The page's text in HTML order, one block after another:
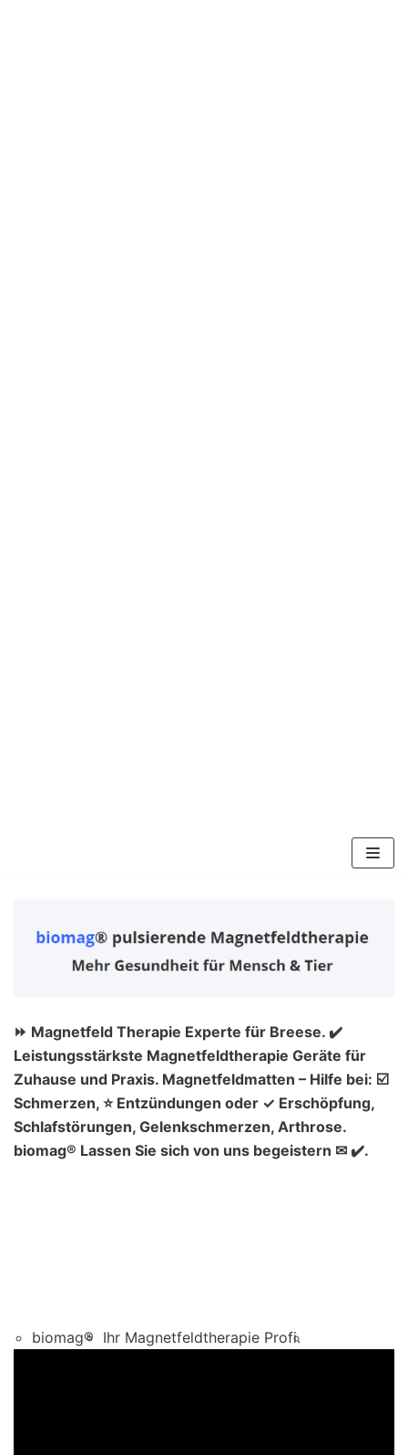
springen
⏩ Magnetfeld Therapie Experte für Breese. ✔️
Leistungsstärkste Magnetfeldtherapie Geräte für
Zuhause und Praxis. Magnetfeldmatten – Hilfe bei: ☑️
Schmerzen, ⭐ Entzündungen oder ✓ Erschöpfung,
Schlafstörungen, Gelenkschmerzen, Arthrose.
biomag® Lassen Sie sich von uns begeistern ✉ ✔️.
biomag® Ihr Magnetfeldtherapie Profi.